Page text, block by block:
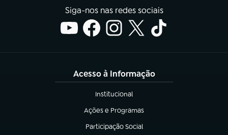
Siga-nos nas redes sociais
Acesso à Informação
Institucional
(abre em nova aba)
Ações e Programas
(abre em nova aba)
Participação Social
(abre em nova aba)